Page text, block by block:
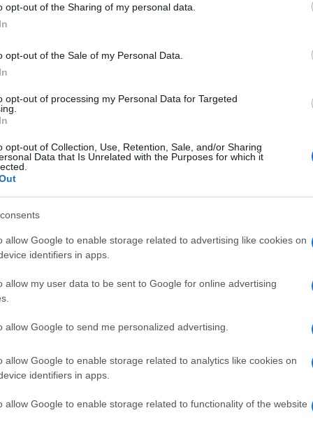
opt-out of the Sharing of my personal data.
opt-out of the Sale of my Personal Data.
opt-out of processing my Personal Data for Targeted
opt-out of Collection, Use, Retention, Sale, and/or Sharing
Data that Is Unrelated with the Purposes for which it
allow Google to enable storage related to advertising like cookies on
identifiers in apps.
allow my user data to be sent to Google for online advertising
allow Google to send me personalized advertising.
allow Google to enable storage related to analytics like cookies on
identifiers in apps.
allow Google to enable storage related to functionality of the website
l’omofobia. Il Gay Pride dovrebbe essere un
l’odio. Come ha affermato un portavoce del Roma
nostra comunità, ma è un problema sociale che
La
Roma in allerta: attimi di
in un bar, la violenza torna a
non è un fenomeno isolato. Oltre all’aggressione
altre occasioni, lasciando una conferma
di tali atti? La paura di esporsi pubblicamente, di
fa sempre più concreta. Le autorità devono agire
creando un ambiente in cui l’amore e
e la violenza.
da atti reattivi; serve una strategia proattiva che
Gli episodi di violenza non devono farci